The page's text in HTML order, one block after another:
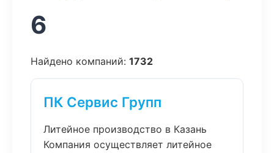
6
Найдено компаний: 1732
ПК Сервис Групп
Литейное производство в Казань
Компания осуществляет литейное